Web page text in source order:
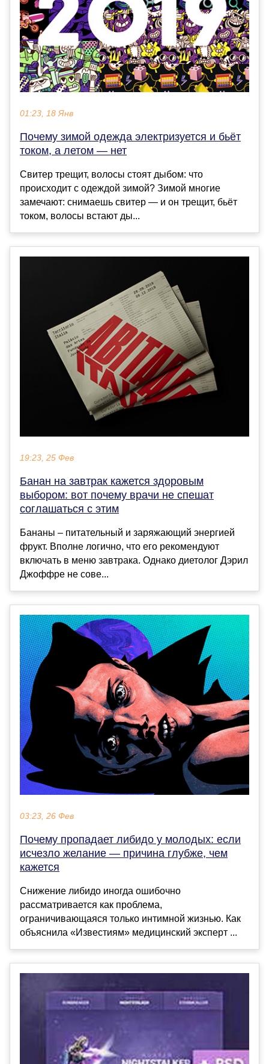
01:23, 18 Янв
Почему зимой одежда электризуется и бьёт
током, а летом — нет
Свитер трещит, волосы стоят дыбом: что
происходит с одеждой зимой? Зимой многие
замечают: снимаешь свитер — и он трещит, бьёт
током, волосы встают ды...
19:23, 25 Фев
Банан на завтрак кажется здоровым
выбором: вот почему врачи не спешат
соглашаться с этим
Бананы – питательный и заряжающий энергией
фрукт. Вполне логично, что его рекомендуют
включать в меню завтрака. Однако диетолог Дэрил
Джоффре не сове...
03:23, 26 Фев
Почему пропадает либидо у молодых: если
исчезло желание — причина глубже, чем
кажется
Снижение либидо иногда ошибочно
рассматривается как проблема,
ограничивающаяся только интимной жизнью. Как
объяснила «Известиям» медицинский эксперт ...